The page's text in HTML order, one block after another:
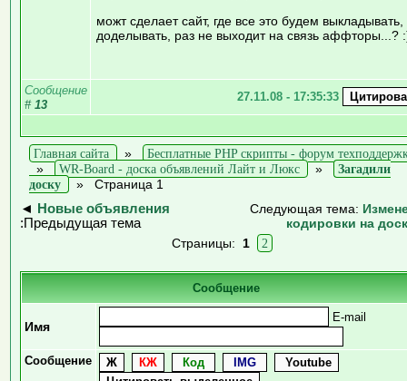
можт сделает сайт, где все это будем выкладывать,
доделывать, раз не выходит на связь аффторы...?
Сообщение
# 13
27.11.08 - 17:35:33
Главная сайта »
Бесплатные PHP скрипты - форум
»
WR-Board - доска объявлений Лайт и Люкс »
Загадили
доску
» Страница 1
◄
Новые объявления
:Предыдущая тема
Следующая тема:
кодировки на
Страницы: 1 2
Сообщение
Имя
E-mail
Сообщение